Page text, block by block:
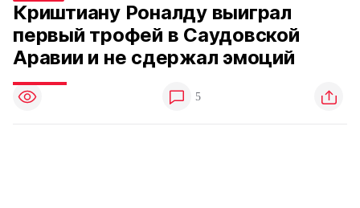
Криштиану Роналду выиграл
первый трофей в Саудовской
Аравии и не сдержал эмоций
5